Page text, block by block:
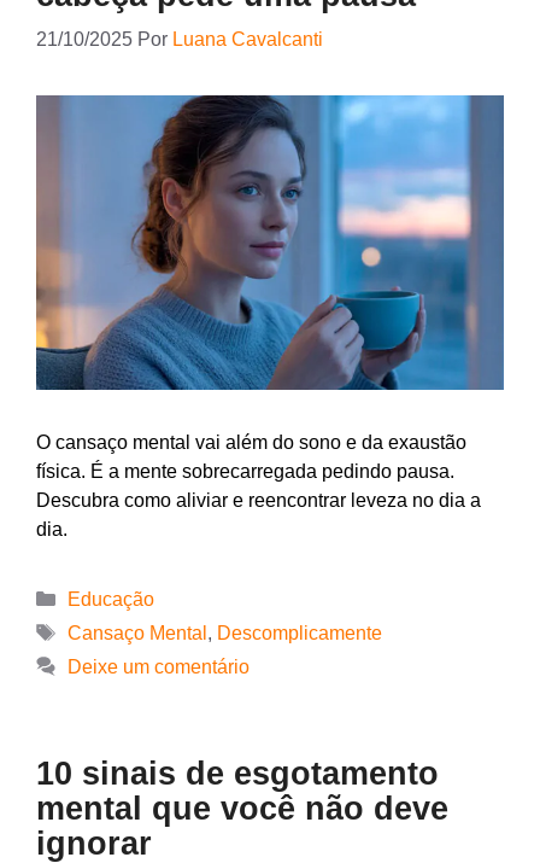
21/10/2025 Por Luana Cavalcanti
O cansaço mental vai além do sono e da exaustão
física. É a mente sobrecarregada pedindo pausa.
Descubra como aliviar e reencontrar leveza no dia a
dia.
Educação
Cansaço Mental , Descomplicamente
Deixe um comentário
10 sinais de esgotamento
mental que você não deve
ignorar